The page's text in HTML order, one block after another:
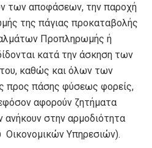
αποφάσεων, την παροχή
της πάγιας προκαταβολής
Προπληρωμής ή
κατά την άσκηση των
καθώς και όλων των
προς πάσης φύσεως φορείς,
αφορούν ζητήματα
ανήκουν στην αρμοδιότητα
Υπηρεσιών).